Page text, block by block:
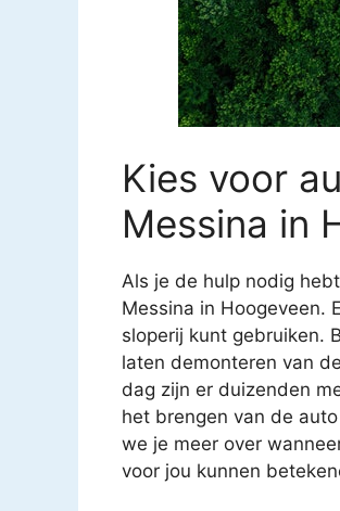
Kies voor
Messina in
Als je de hulp nodig
Messina in Hoogeveen.
sloperij kunt gebruiken.
laten demonteren van
dag zijn er duizenden
het brengen van de
we je meer over
voor jou kunnen